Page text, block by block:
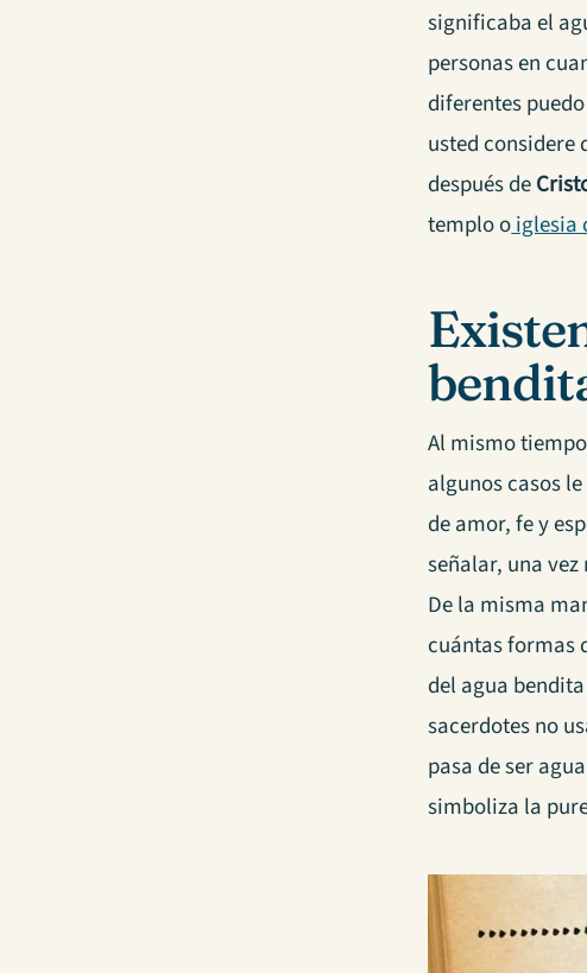
significaba el
personas en
diferentes
usted considere
después de
templo oiglesia
Al mismo
algunos casos
de amor, fe y
señalar, una vez
De la misma
cuántas formas
del agua
sacerdotes no
pasa de ser
simboliza la